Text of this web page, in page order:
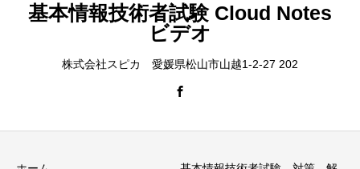
基本情報技術者試験 Cloud Notes
ビデオ
株式会社スピカ 愛媛県松山市山越1-2-27 202